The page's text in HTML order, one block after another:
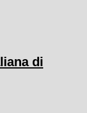
di